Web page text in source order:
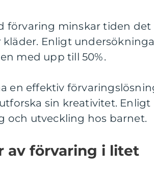
förvaring minskar tiden det
Enligt
med upp till 50%.
en effektiv
sin kreativitet. Enligt
och utveckling hos barnet.
av förvaring i litet